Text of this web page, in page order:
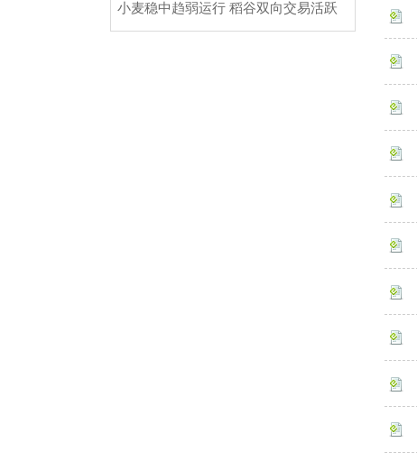
小麦稳中趋弱运行 稻谷双向交易活跃